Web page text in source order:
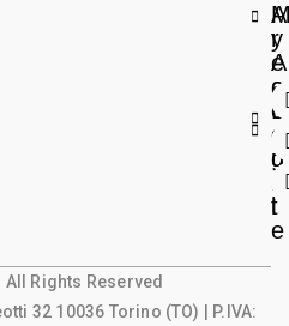
A
r
e
a
L
e
g
l
e
y
A
c
c
o
u
t
Rights Reserved
32 10036 Torino (TO) | P.IVA: